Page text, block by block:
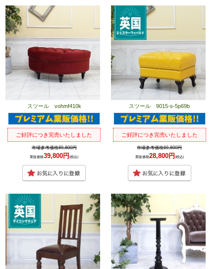
スツール vohmf410k
ご好評につき完売いたしました
市場参考価格89,800円
業販価格39,800円(税込)
スツール 9015-s-5p69b
ご好評につき完売いたしました
市場参考価格69,800円
業販価格28,800円 (税込)